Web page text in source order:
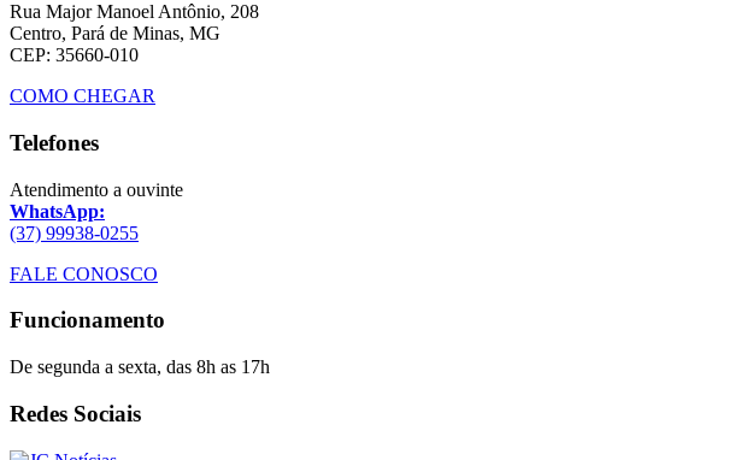
Rua Major Manoel Antônio, 208
Centro, Pará de Minas, MG
CEP: 35660-010
COMO CHEGAR
Telefones
Atendimento a ouvinte
WhatsApp:
(37) 99938-0255
FALE CONOSCO
Funcionamento
De segunda a sexta, das 8h as 17h
Redes Sociais